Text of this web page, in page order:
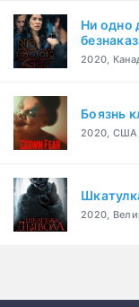
Ни одно
2020,
Боязнь
2020,
2020,